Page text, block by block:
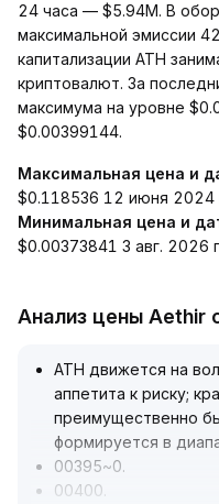
24 часа — $5.94M. В
максимальной эмиссии
капитализации ATH
криптовалют. За
максимума на уровне
$0.00399144.
Максимальная цена и
$0.118536 12 июня 2024
Минимальная цена и
$0.00373841 3 авг. 2026
Анализ цены Aethir
ATH движется на
аппетита к риску;
преимущественно
формируется в
00395~0.
00400